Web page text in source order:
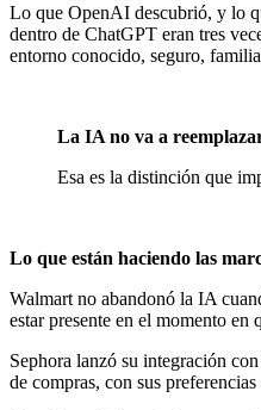
Lo que OpenAI descubrió, y lo
dentro de ChatGPT eran tres
entorno conocido, seguro,
La IA no va a
Esa es la distinción que
Lo que están haciendo las
Walmart no abandonó la IA
estar presente en el momento
Sephora lanzó su integración
de compras, con sus